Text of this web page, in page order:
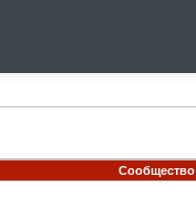
Сообщество